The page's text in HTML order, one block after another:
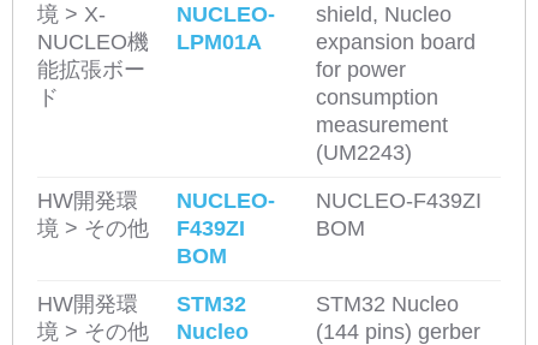
境 > X-
NUCLEO機
能拡張ボー
ド
NUCLEO-
LPM01A
shield, Nucleo
expansion board
for power
consumption
measurement
(UM2243)
HW開発環
境 > その他
NUCLEO-
F439ZI
BOM
NUCLEO-F439ZI
BOM
HW開発環
境 > その他
STM32
Nucleo
STM32 Nucleo
(144 pins) gerber